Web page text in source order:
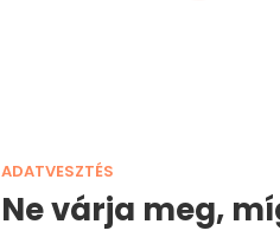
ADATVESZTÉS
Ne várja meg,